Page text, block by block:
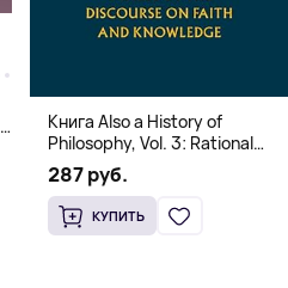
Книга Also a History of
Philosophy, Vol. 3: Rational
Freedom. Traces of the
Discourse on Faith and
Knowledge (Твердый
переплет)
287 руб.
КУПИТЬ